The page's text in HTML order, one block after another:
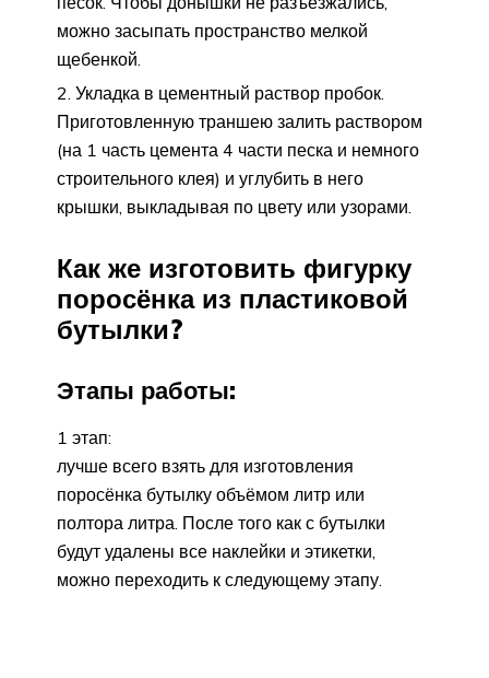
можно засыпать пространство мелкой
щебенкой.
Укладка в цементный раствор пробок.
Приготовленную траншею залить раствором
(на 1 часть цемента 4 части песка и немного
строительного клея) и углубить в него
крышки, выкладывая по цвету или узорами.
Как же изготовить фигурку
поросёнка из пластиковой
бутылки?
Этапы работы:
1 этап:
лучше всего взять для изготовления
поросёнка бутылку объёмом литр или
полтора литра. После того как с бутылки
будут удалены все наклейки и этикетки,
можно переходить к следующему этапу.